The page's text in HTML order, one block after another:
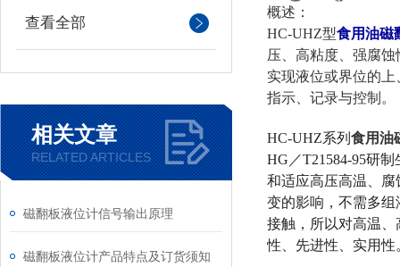
查看全部
相关文章
RELATED ARTICLES
磁翻板液位计信号输出原理
磁翻板液位计产品特点及订货须知
概述：
HC-UHZ型食用油磁
压、高粘度、强腐
实现液位或界位的
指示、记录与控制。
HC-UHZ系列 食用油
HG／T21584-95研
和适应高压高温、
变的影响，不需多
接触，所以对高温
性、先进性、实用性